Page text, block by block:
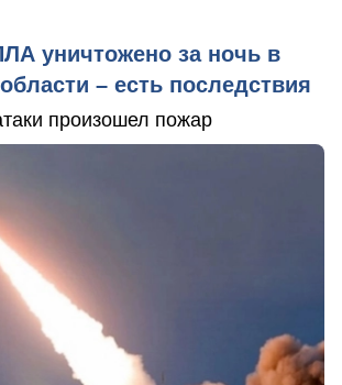
уничтожено за ночь в
– есть последствия
произошел пожар